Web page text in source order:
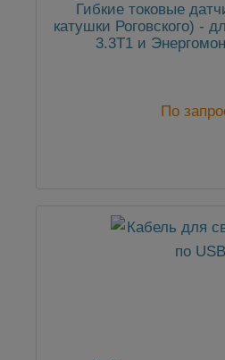
Гибкие токовые
катушки Роговского) -
3.3Т1 и
По